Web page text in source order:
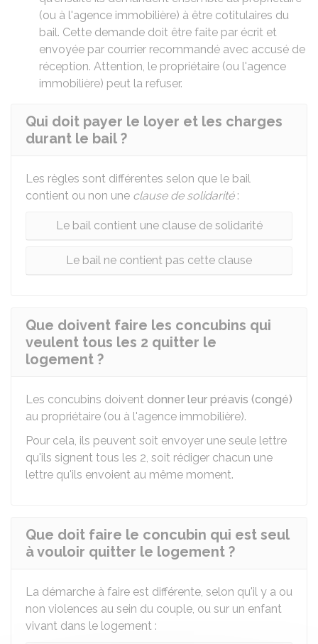
(ou à l'agence immobilière) à être cotitulaires du
bail. Cette demande doit être faite par écrit et
envoyée par courrier recommandé avec accusé de
réception. Attention, le propriétaire (ou l'agence
immobilière) peut la refuser.
Qui doit payer le loyer et les charges
durant le bail ?
Les règles sont différentes selon que le bail
contient ou non une clause de solidarité:
Le bail contient une clause de solidarité
Le bail ne contient pas cette clause
Que doivent faire les concubins qui
veulent tous les 2 quitter le
logement ?
Les concubins doivent donner leur préavis (congé)
au propriétaire (ou à l'agence immobilière).
Pour cela, ils peuvent soit envoyer une seule lettre
qu'ils signent tous les 2, soit rédiger chacun une
lettre qu'ils envoient au même moment.
Que doit faire le concubin qui est seul
à vouloir quitter le logement ?
La démarche à faire est différente, selon qu'il y a ou
non violences au sein du couple, ou sur un enfant
vivant dans le logement :